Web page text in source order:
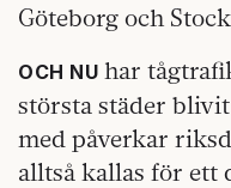
Göteborg och
OCH NU har
största städer
med påverkar
alltså kallas för ett